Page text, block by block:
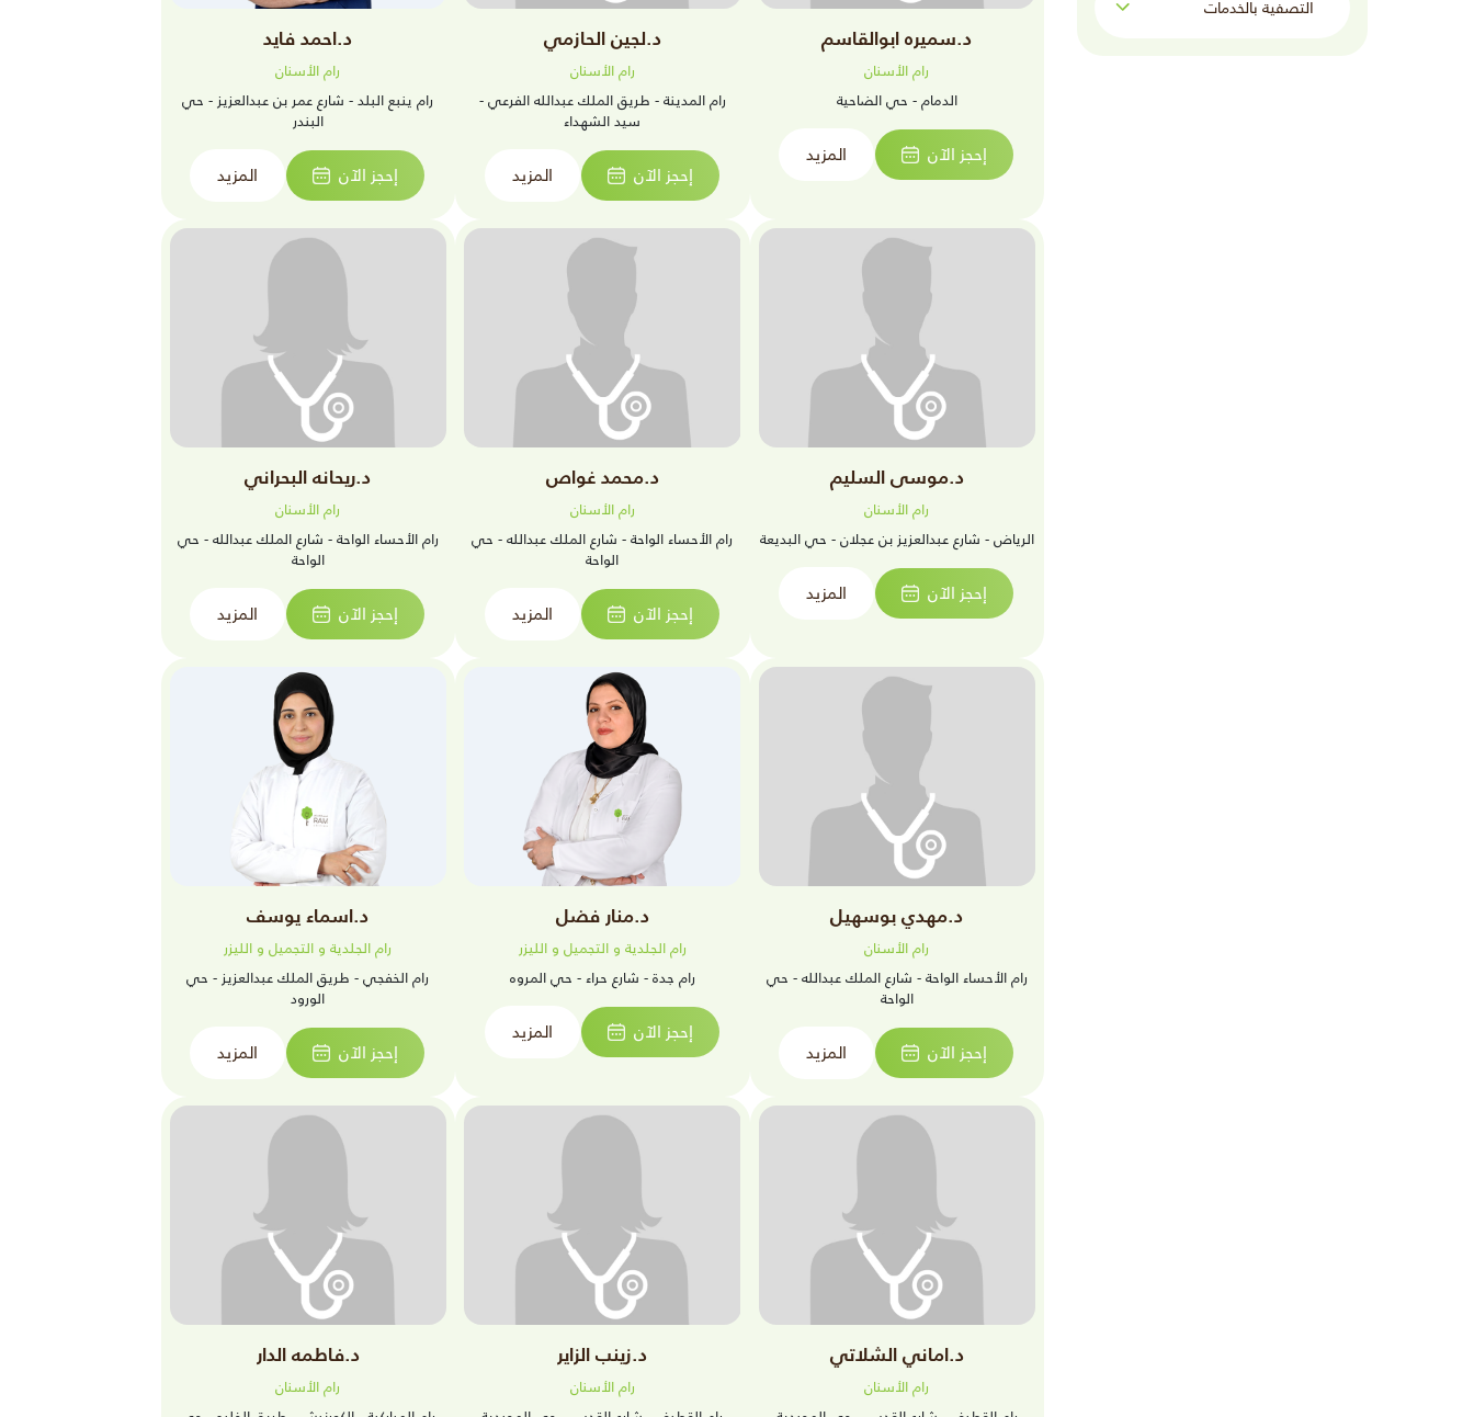
د.سميره ابوالقاسم
رام الأسنان
الدمام - حي الضاحية
إحجز الآن المزيد
د.لجين الحازمي
رام الأسنان
رام المدينة - طريق الملك عبدالله الفرعي -
سيد الشهداء
إحجز الآن المزيد
د.احمد فايد
رام الأسنان
رام ينبع البلد - شارع عمر بن عبدالعزيز - حي
البندر
إحجز الآن المزيد
د.موسى السليم
رام الأسنان
الرياض - شارع عبدالعزيز بن عجلان - حي البديعة
إحجز الآن المزيد
د.محمد غواص
رام الأسنان
رام الأحساء الواحة - شارع الملك عبدالله - حي
الواحة
إحجز الآن المزيد
د.ريحانه البحراني
رام الأسنان
رام الأحساء الواحة - شارع الملك عبدالله - حي
الواحة
إحجز الآن المزيد
د.مهدي بوسهيل
رام الأسنان
رام الأحساء الواحة - شارع الملك عبدالله - حي
الواحة
إحجز الآن المزيد
د.منار فضل
رام الجلدية و التجميل و الليزر
رام جدة - شارع حراء - حي المروه
إحجز الآن المزيد
د.اسماء يوسف
رام الجلدية و التجميل و الليزر
رام الخفجي - طريق الملك عبدالعزيز - حي
الورود
إحجز الآن المزيد
د.اماني الشلاتي
رام الأسنان
د.زينب الزاير
رام الأسنان
د.فاطمه الدار
رام الأسنان